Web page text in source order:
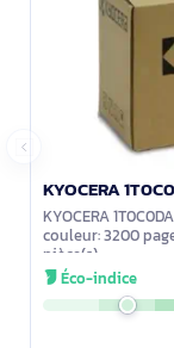
KYOCERA
couleur: 3200
pièce(s)
Éco-indice